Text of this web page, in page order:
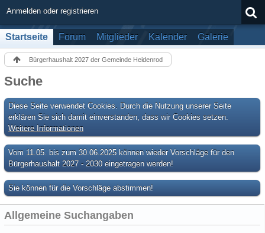
Anmelden oder registrieren
Startseite Forum Mitglieder Kalender Galerie
Bürgerhaushalt 2027 der Gemeinde Heidenrod
Suche
Diese Seite verwendet Cookies. Durch die Nutzung unserer Seite
erklären Sie sich damit einverstanden, dass wir Cookies setzen.
Weitere Informationen
Vom 11.05. bis zum 30.06.2025 können wieder Vorschläge für den
Bürgerhaushalt 2027 - 2030 eingetragen werden!
Sie können für die Vorschläge abstimmen!
Allgemeine Suchangaben